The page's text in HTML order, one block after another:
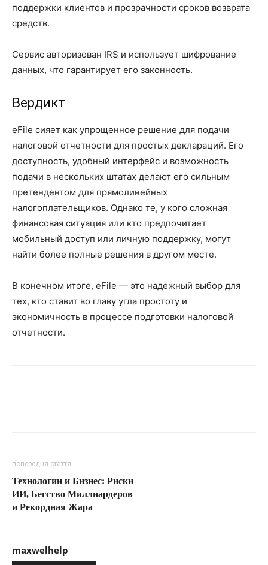
поддержки клиентов и прозрачности сроков возврата
средств.
Сервис авторизован IRS и использует шифрование
данных, что гарантирует его законность.
Вердикт
eFile сияет как упрощенное решение для подачи
налоговой отчетности для простых деклараций. Его
доступность, удобный интерфейс и возможность
подачи в нескольких штатах делают его сильным
претендентом для прямолинейных
налогоплательщиков. Однако те, у кого сложная
финансовая ситуация или кто предпочитает
мобильный доступ или личную поддержку, могут
найти более полные решения в другом месте.
В конечном итоге, eFile — это надежный выбор для
тех, кто ставит во главу угла простоту и
экономичность в процессе подготовки налоговой
отчетности.
попередня стаття
Технологии и Бизнес: Риски
ИИ, Бегство Миллиардеров
и Рекордная Жара
maxwelhelp